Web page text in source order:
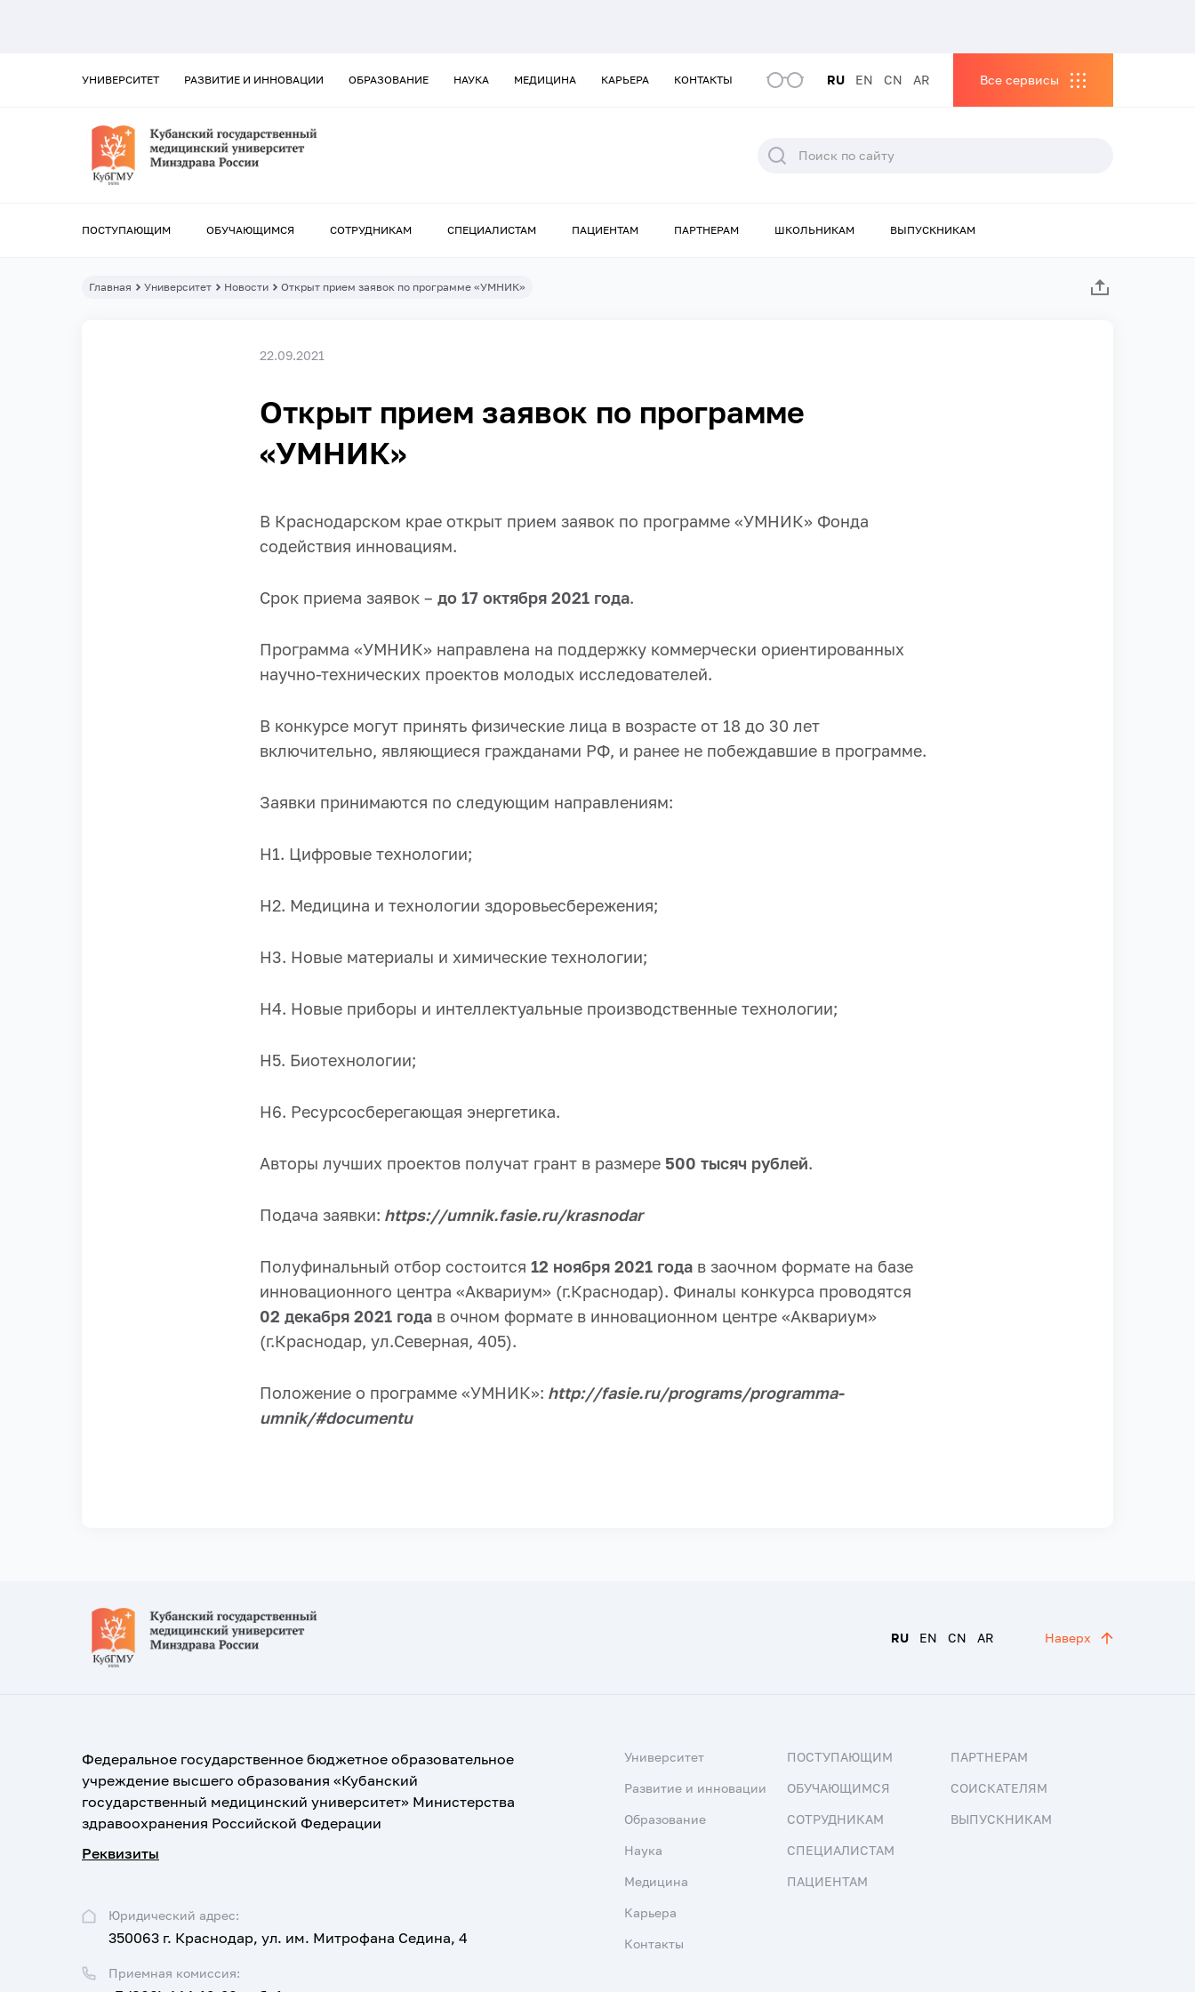
УНИВЕРСИТЕТ РАЗВИТИЕ И ИННОВАЦИИ ОБРАЗОВАНИЕ НАУКА МЕДИЦИНА КАРЬЕРА КОНТАКТЫ RU EN CN AR Все сервисы
ПОСТУПАЮЩИМ ОБУЧАЮЩИМСЯ СОТРУДНИКАМ СПЕЦИАЛИСТАМ ПАЦИЕНТАМ ПАРТНЕРАМ ШКОЛЬНИКАМ ВЫПУСКНИКАМ
Главная Университет Новости Открыт прием заявок по программе «УМНИК»
22.09.2021
Открыт прием заявок по программе
«УМНИК»
В Краснодарском крае открыт прием заявок по программе «УМНИК» Фонда
содействия инновациям.
Срок приема заявок – до 17 октября 2021 года.
Программа «УМНИК» направлена на поддержку коммерчески ориентированных
научно-технических проектов молодых исследователей.
В конкурсе могут принять физические лица в возрасте от 18 до 30 лет
включительно, являющиеся гражданами РФ, и ранее не побеждавшие в программе.
Заявки принимаются по следующим направлениям:
Н1. Цифровые технологии;
Н2. Медицина и технологии здоровьесбережения;
Н3. Новые материалы и химические технологии;
Н4. Новые приборы и интеллектуальные производственные технологии;
Н5. Биотехнологии;
Н6. Ресурсосберегающая энергетика.
Авторы лучших проектов получат грант в размере 500 тысяч рублей.
Подача заявки: https://umnik.fasie.ru/krasnodar
Полуфинальный отбор состоится 12 ноября 2021 года в заочном формате на базе
инновационного центра «Аквариум» (г.Краснодар). Финалы конкурса проводятся
02 декабря 2021 года в очном формате в инновационном центре «Аквариум»
(г.Краснодар, ул.Северная, 405).
Положение о программе «УМНИК»: http://fasie.ru/programs/programma-
umnik/#documentu
RU EN CN AR Наверх
Федеральное государственное бюджетное образовательное
учреждение высшего образования «Кубанский
государственный медицинский университет» Министерства
здравоохранения Российской Федерации
Реквизиты
Юридический адрес:
350063 г. Краснодар, ул. им. Митрофана Седина, 4
Приемная комиссия:
Университет
Развитие и инновации
Образование
Наука
Медицина
Карьера
Контакты
ПОСТУПАЮЩИМ
ОБУЧАЮЩИМСЯ
СОТРУДНИКАМ
СПЕЦИАЛИСТАМ
ПАЦИЕНТАМ
ПАРТНЕРАМ
СОИСКАТЕЛЯМ
ВЫПУСКНИКАМ